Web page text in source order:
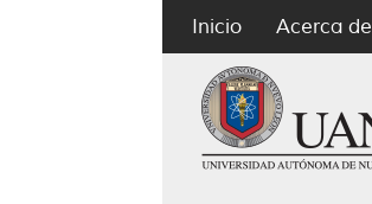
Inicio Acerca de